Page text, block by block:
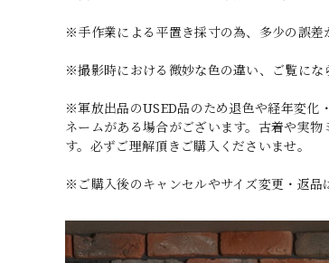
※手作業による平置き採寸の為、多少の誤差
※撮影時における微妙な色の違い、ご覧にな
※軍放出品のUSED品のため退色や経年変化
ネームがある場合がございます。古着や実
す。必ずご理解頂きご購入くださいませ。
※ご購入後のキャンセルやサイズ変更・返品